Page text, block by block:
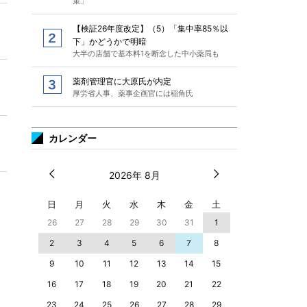
【検証26年度改定】（5）「集中率85％以
下」かどうかで明暗
大半の店舗で基本料1を断念した中小薬局も
薬剤管理官に大原氏が内定
厚労省人事、薬事企画官には稲角氏
カレンダー
2026年 8月
日 月 火 水 木 金 土
26 27 28 29 30 31
1
2
3 4 5 6 7
8
9
10 11 12 13 14
15
16
17 18 19 20 21
22
23
24 25 26 27 28 29